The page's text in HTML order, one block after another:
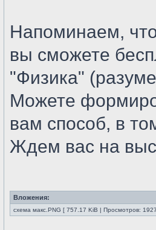
Напоминаем,
вы сможете
"Физика"
Можете
вам способ, в
Ждем вас на
Вложения:
схема макс.PNG [ 757.17 KiB | Просмотров: